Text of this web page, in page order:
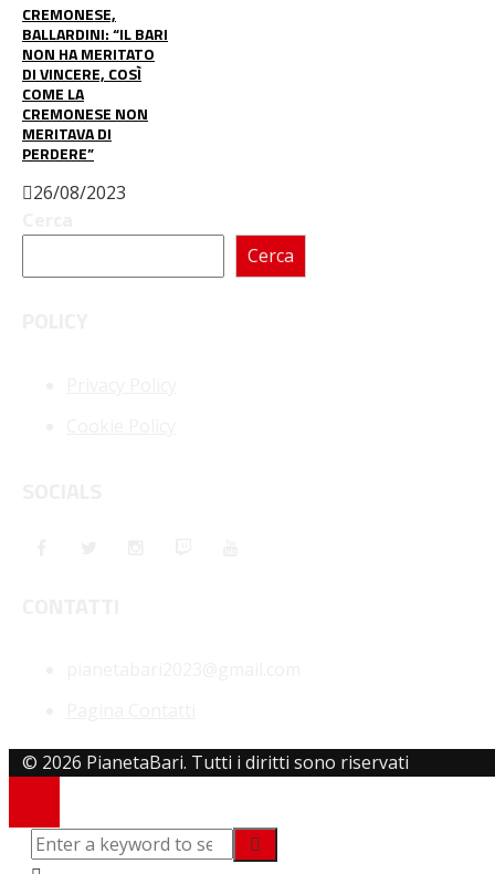
CREMONESE,
BALLARDINI: “IL BARI
NON HA MERITATO
DI VINCERE, COSÌ
COME LA
CREMONESE NON
MERITAVA DI
PERDERE”
26/08/2023
Cerca
© 2026 PianetaBari. Tutti i diritti sono riservati